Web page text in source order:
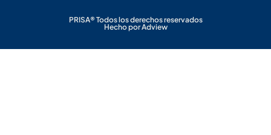
PRISA® Todos los derechos reservados
Hecho por Adview